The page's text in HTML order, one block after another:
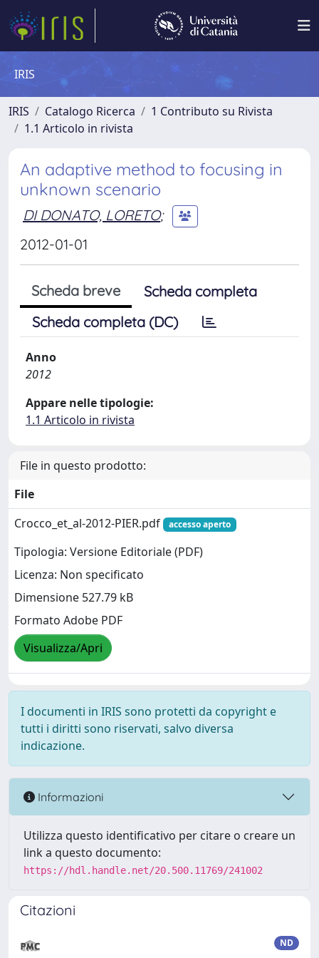
IRIS
IRIS Catalogo Ricerca
1 Contributo su Rivista
1.1 Articolo in rivista
An adaptive method to focusing in
unknown scenario
DI DONATO, LORETO;
2012-01-01
Scheda breve
Scheda completa
Scheda completa (DC)
Anno
2012
Appare nelle tipologie:
1.1 Articolo in rivista
File in questo prodotto:
File
Crocco_et_al-2012-PIER.pdf
accesso aperto
Tipologia: Versione Editoriale (PDF)
Licenza: Non specificato
Dimensione 527.79 kB
Formato Adobe PDF
Visualizza/Apri
I documenti in IRIS sono protetti da copyright e
tutti i diritti sono riservati, salvo diversa
indicazione.
Informazioni
Utilizza questo identificativo per citare o creare un
link a questo documento:
https://hdl.handle.net/20.500.11769/241002
Citazioni
ND